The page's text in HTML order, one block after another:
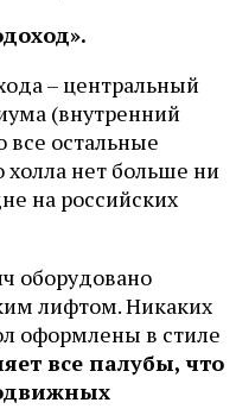
– центральный
(внутренний
остальные
холла нет больше ни
на российских
оборудовано
лифтом. Никаких
оформлены в стиле
все палубы, что